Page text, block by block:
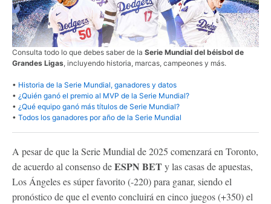
Consulta todo lo que debes saber de la Serie Mundial del béisbol de
Grandes Ligas, incluyendo historia, marcas, campeones y más.
• Historia de la Serie Mundial, ganadores y datos
• ¿Quién ganó el premio al MVP de la Serie Mundial?
• ¿Qué equipo ganó más títulos de Serie Mundial?
• Todos los ganadores por año de la Serie Mundial
A pesar de que la Serie Mundial de 2025 comenzará en Toronto,
de acuerdo al consenso deESPN BETy las casas de apuestas,
Los Ángeles es súper favorito (-220) para ganar, siendo el
pronóstico de que el evento concluirá en cinco juegos (+350) el